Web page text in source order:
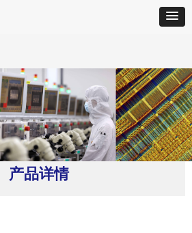
V950ME25-LF振荡器
产品详情